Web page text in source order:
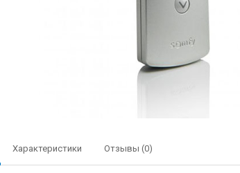
Характеристики Отзывы (0)